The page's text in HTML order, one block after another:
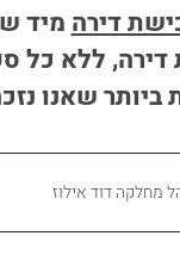
דירה מיד
דירה, ללא כל
שאנו
מחלקה דוד אילוז